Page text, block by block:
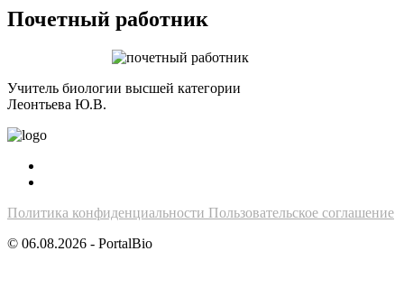
Почетный работник
Учитель биологии высшей категории
Леонтьева Ю.В.
Политика конфиденциальности Пользовательское соглашение
© 06.08.2026 - PortalBio